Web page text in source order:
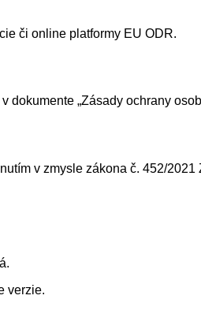
či online platformy EU ODR.
„Zásady ochrany
v zmysle zákona č. 452/
verzie.